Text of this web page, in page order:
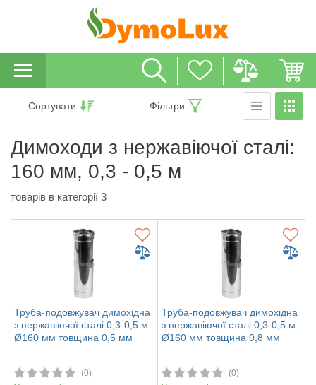
Димоходи з нержавіючої сталі:
160 мм, 0,3 - 0,5 м
товарів в категорії 3
Сортувати Фільтри
Труба-подовжувач димохідна
з нержавіючої сталі 0,3-0,5 м
Ø160 мм товщина 0,5 мм
(0)
Труба-подовжувач димохідна
з нержавіючої сталі 0,3-0,5 м
Ø160 мм товщина 0,8 мм
(0)